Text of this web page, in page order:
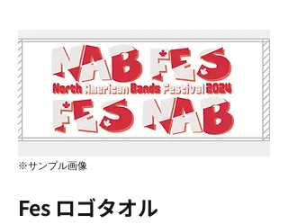
※サンプル画像
Fes ロゴタオル